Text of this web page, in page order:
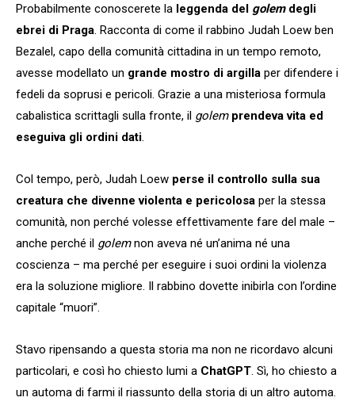
Probabilmente conoscerete la leggenda del golem degli
ebrei di Praga . Racconta di come il rabbino Judah Loew ben
Bezalel, capo della comunità cittadina in un tempo remoto,
avesse modellato un grande mostro di argilla per difendere i
fedeli da soprusi e pericoli. Grazie a una misteriosa formula
cabalistica scrittagli sulla fronte, il golem prendeva vita ed
eseguiva gli ordini dati
Col tempo, però, Judah Loew perse il controllo sulla sua
creatura che divenne violenta e pericolosa per la stessa
comunità, non perché volesse effettivamente fare del male –
anche perché il golemnon aveva né un’anima né una
coscienza – ma perché per eseguire i suoi ordini la violenza
era la soluzione migliore. Il rabbino dovette inibirla con l’ordine
capitale “muori”.
Stavo ripensando a questa storia ma non ne ricordavo alcuni
particolari, e così ho chiesto lumi a ChatGPT . Sì, ho chiesto a
un automa di farmi il riassunto della storia di un altro automa.